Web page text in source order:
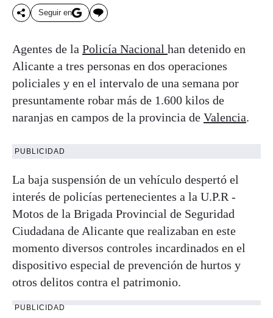
Seguir en
Agentes de la Policía Nacional han detenido en
Alicante a tres personas en dos operaciones
policiales y en el intervalo de una semana por
presuntamente robar más de 1.600 kilos de
naranjas en campos de la provincia de Valencia.
PUBLICIDAD
La baja suspensión de un vehículo despertó el
interés de policías pertenecientes a la U.P.R -
Motos de la Brigada Provincial de Seguridad
Ciudadana de Alicante que realizaban en este
momento diversos controles incardinados en el
dispositivo especial de prevención de hurtos y
otros delitos contra el patrimonio.
PUBLICIDAD